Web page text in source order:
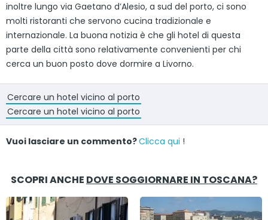
inoltre lungo via Gaetano d’Alesio, a sud del porto, ci sono
molti ristoranti che servono cucina tradizionale e
internazionale. La buona notizia è che gli hotel di questa
parte della città sono relativamente convenienti per chi
cerca un buon posto dove dormire a Livorno.
Cercare un hotel vicino al porto
Cercare un hotel vicino al porto
Vuoi lasciare un commento?Clicca qui !
SCOPRI ANCHE DOVE SOGGIORNARE IN TOSCANA?